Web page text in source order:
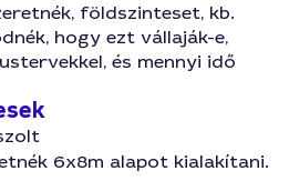
földszinteset, kb.
hogy ezt vállaják-e,
és mennyi idő
6x8m alapot kialakítani.